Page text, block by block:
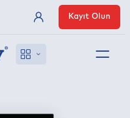
Üye Girişi
Kayıt Olun